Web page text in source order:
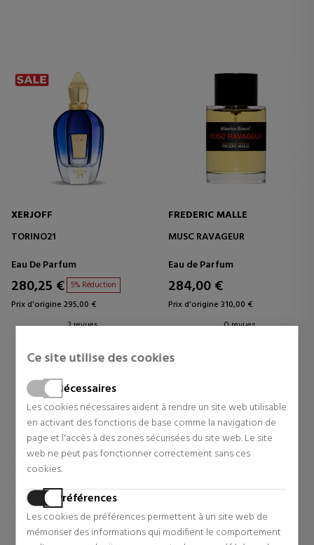
Ce site utilise des cookies
Nécessaires
Les cookies nécessaires aident à rendre un site web utilisable
en activant des fonctions de base comme la navigation de
page et l'accès à des zones sécurisées du site web. Le site
web ne peut pas fonctionner correctement sans ces
cookies.
Préférences
Les cookies de préférences permettent à un site web de
mémoriser des informations qui modifient le comportement
XERJOFF
TORINO21
Eau De Parfum
280,25 € 5% Réduction
Prix d'origine 295,00 €
2 revues
FREDERIC MALLE
MUSC RAVAGEUR
Eau de Parfum
284,00 €
Prix d'origine 310,00 €
0 revues